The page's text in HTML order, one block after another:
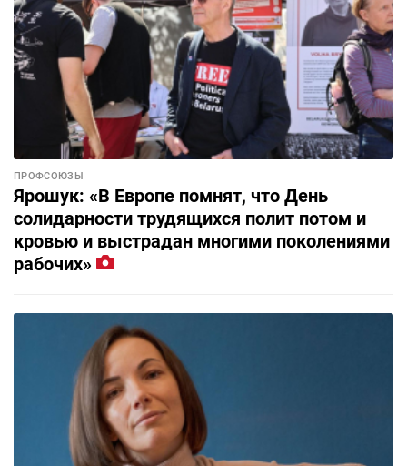
ПРОФСОЮЗЫ
Ярошук: «В Европе помнят, что День
солидарности трудящихся полит потом и
кровью и выстрадан многими поколениями
рабочих»